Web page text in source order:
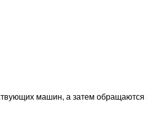
машин, а затем